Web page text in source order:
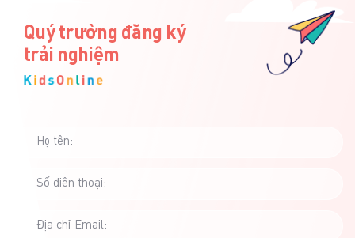
Quý trường đăng ký
trải nghiệm
Họ tên:
Số điên thoại:
Địa chỉ Email: